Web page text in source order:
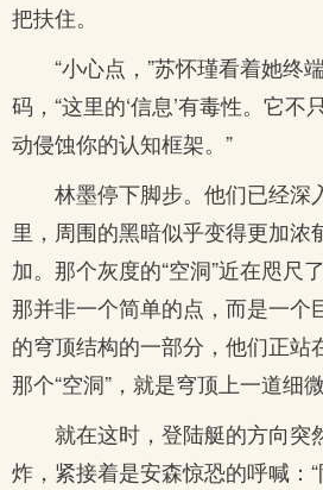
把扶住。
“小心点，”苏怀瑾看着她终
码，“这里的‘信息’有毒性。它
动侵蚀你的认知框架。”
林墨停下脚步。他们已经深
里，周围的黑暗似乎变得更加浓
加。那个灰度的“空洞”近在咫尺
那并非一个简单的点，而是一个
的穹顶结构的一部分，他们正站
那个“空洞”，就是穹顶上一道细微
就在这时，登陆艇的方向突
炸，紧接着是安森惊恐的呼喊